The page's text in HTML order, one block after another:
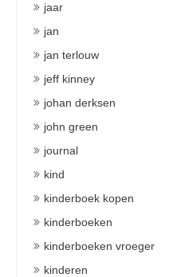
jaar
jan
jan terlouw
jeff kinney
johan derksen
john green
journal
kind
kinderboek kopen
kinderboeken
kinderboeken vroeger
kinderen